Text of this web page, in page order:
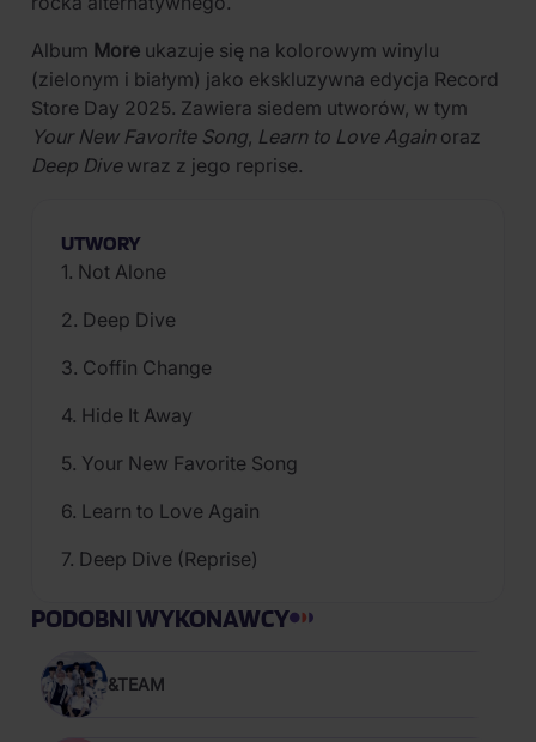
Album More ukazuje się na kolorowym winylu
(zielonym i białym) jako ekskluzywna edycja Record
Store Day 2025. Zawiera siedem utworów, w tym
Your New Favorite Song, Learn to Love Againoraz
Deep Divewraz z jego reprise.
UTWORY
1. Not Alone
2. Deep Dive
3. Coffin Change
4. Hide It Away
5. Your New Favorite Song
6. Learn to Love Again
7. Deep Dive (Reprise)
PODOBNI WYKONAWCY
&TEAM